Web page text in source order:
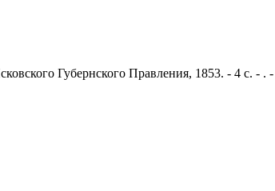
Губернского Правления, 1853. - 4 с. - .